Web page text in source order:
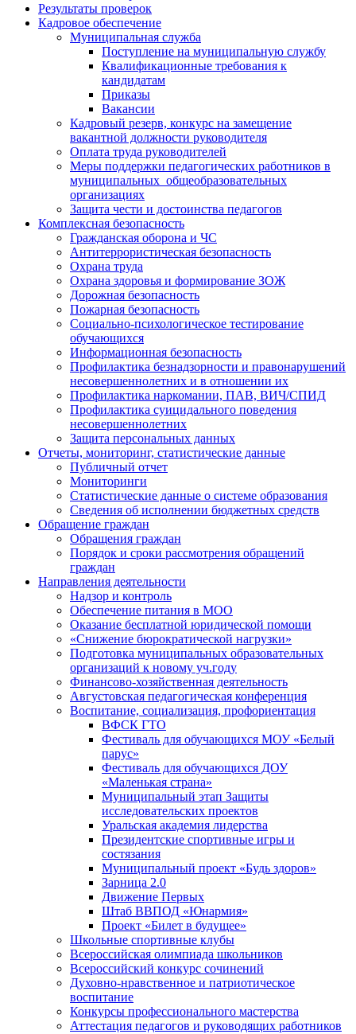
Результаты проверок
Кадровое обеспечение
Муниципальная служба
Поступление на муниципальную службу
Квалификационные требования к
кандидатам
Приказы
Вакансии
Кадровый резерв, конкурс на замещение
вакантной должности руководителя
Оплата труда руководителей
Меры поддержки педагогических работников в
муниципальных общеобразовательных
организациях
Защита чести и достоинства педагогов
Комплексная безопасность
Гражданская оборона и ЧС
Антитеррористическая безопасность
Охрана труда
Охрана здоровья и формирование ЗОЖ
Дорожная безопасность
Пожарная безопасность
Социально-психологическое тестирование
обучающихся
Информационная безопасность
Профилактика безнадзорности и правонарушений
несовершеннолетних и в отношении их
Профилактика наркомании, ПАВ, ВИЧ/СПИД
Профилактика суицидального поведения
несовершеннолетних
Защита персональных данных
Отчеты, мониторинг, статистические данные
Публичный отчет
Мониторинги
Статистические данные о системе образования
Сведения об исполнении бюджетных средств
Обращение граждан
Обращения граждан
Порядок и сроки рассмотрения обращений
граждан
Направления деятельности
Надзор и контроль
Обеспечение питания в МОО
Оказание бесплатной юридической помощи
«Снижение бюрократической нагрузки»
Подготовка муниципальных образовательных
организаций к новому уч.году
Финансово-хозяйственная деятельность
Августовская педагогическая конференция
Воспитание, социализация, профориентация
ВФСК ГТО
Фестиваль для обучающихся МОУ «Белый
парус»
Фестиваль для обучающихся ДОУ
«Маленькая страна»
Муниципальный этап Защиты
исследовательских проектов
Уральская академия лидерства
Президентские спортивные игры и
состязания
Муниципальный проект «Будь здоров»
Зарница 2.0
Движение Первых
Штаб ВВПОД «Юнармия»
Проект «Билет в будущее»
Школьные спортивные клубы
Всероссийская олимпиада школьников
Всероссийский конкурс сочинений
Духовно-нравственное и патриотическое
воспитание
Конкурсы профессионального мастерства
Аттестация педагогов и руководящих работников